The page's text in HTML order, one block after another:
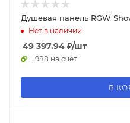
Душевая панель RGW
Нет в наличии
49 397.94 ₽/шт
+ 988 на счет
В